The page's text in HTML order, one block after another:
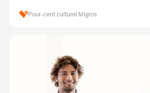
Pour-cent culturel Migros